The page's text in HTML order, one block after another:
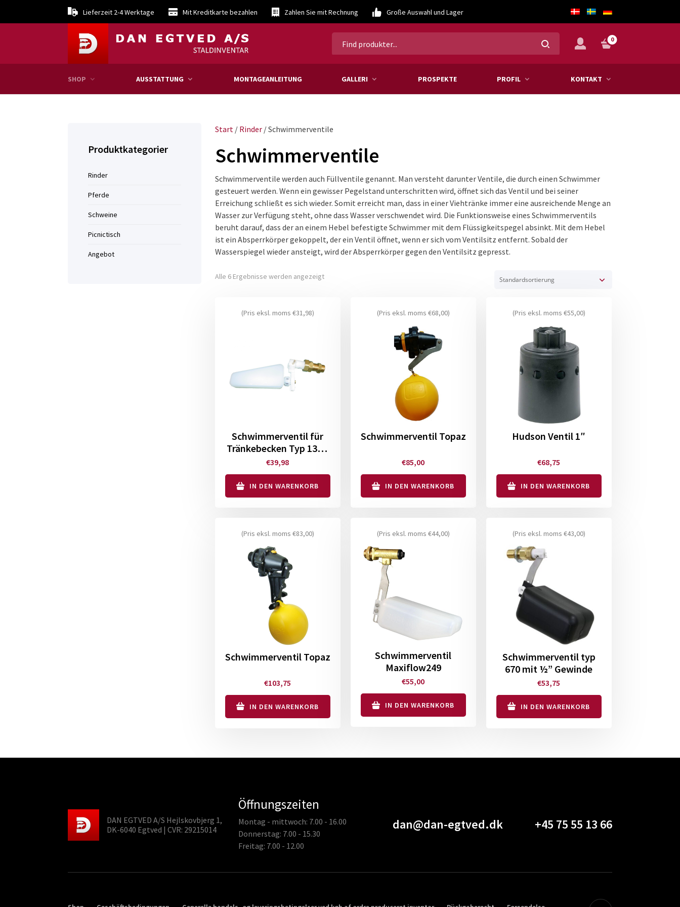
Lieferzeit 2-4 Werktage Mit Kreditkarte bezahlen Zahlen Sie mit Rechnung Große Auswahl und Lager
0
SHOP AUSSTATTUNG MONTAGEANLEITUNG GALLERI PROSPEKTE PROFIL KONTAKT
Start/ Rinder/ Schwimmerventile
Schwimmerventile
Schwimmerventile werden auch Füllventile genannt. Man versteht darunter Ventile, die durch einen Schwimmer
gesteuert werden. Wenn ein gewisser Pegelstand unterschritten wird, öffnet sich das Ventil und bei seiner
Erreichung schließt es sich wieder. Somit erreicht man, dass in einer Viehtränke immer eine ausreichende Menge an
Wasser zur Verfügung steht, ohne dass Wasser verschwendet wird. Die Funktionsweise eines Schwimmerventils
beruht darauf, dass der an einem Hebel befestigte Schwimmer mit dem Flüssigkeitspegel absinkt. Mit dem Hebel
ist ein Absperrkörper gekoppelt, der ein Ventil öffnet, wenn er sich vom Ventilsitz entfernt. Sobald der
Wasserspiegel wieder ansteigt, wird der Absperrkörper gegen den Ventilsitz gepresst.
Alle 6 Ergebnisse werden angezeigt
(Pris eksl. moms €31,98)
Schwimmerventil für
Tränkebecken Typ 130P
von Suevia
€39,98
IN DEN WARENKORB
(Pris eksl. moms €68,00)
Schwimmerventil Topaz
€85,00
IN DEN WARENKORB
(Pris eksl. moms €55,00)
Hudson Ventil 1″
€68,75
IN DEN WARENKORB
(Pris eksl. moms €83,00)
Schwimmerventil Topaz
€103,75
IN DEN WARENKORB
(Pris eksl. moms €44,00)
Schwimmerventil
Maxiflow249
€55,00
IN DEN WARENKORB
(Pris eksl. moms €43,00)
Schwimmerventil typ
670 mit ½” Gewinde
€53,75
IN DEN WARENKORB
Produktkategorier
Rinder
Pferde
Schweine
Picnictisch
Angebot
DAN EGTVED A/S Hejlskovbjerg 1,
DK-6040 Egtved | CVR: 29215014
Öffnungszeiten
Montag - mittwoch: 7.00 - 16.00
Donnerstag: 7.00 - 15.30
Freitag: 7.00 - 12.00
dan@dan-egtved.dk +45 75 55 13 66